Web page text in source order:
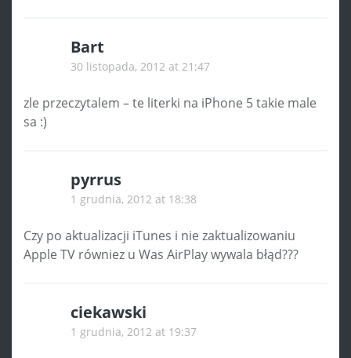
Bart
30 listopada, 2012 at 21:47
zle przeczytalem – te literki na iPhone 5 takie male
sa :)
pyrrus
1 grudnia, 2012 at 18:38
Czy po aktualizacji iTunes i nie zaktualizowaniu
Apple TV równiez u Was AirPlay wywala błąd???
ciekawski
1 grudnia, 2012 at 19:37